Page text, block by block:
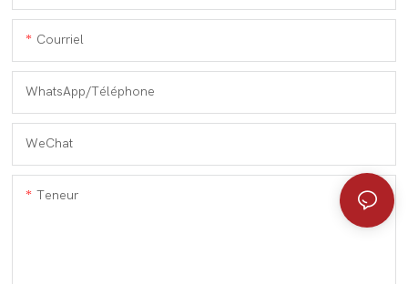
Courriel
WhatsApp/Téléphone
WeChat
Teneur